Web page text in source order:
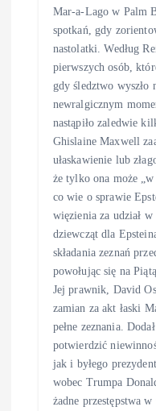
Mar-a-Lago w Palm
spotkań, gdy
nastolatki. Według
pierwszych osób,
gdy śledztwo
newralgicznym
nastąpiło zaledwie
Ghislaine Maxwell
ułaskawienie lub
że tylko ona może „w
co wie o sprawie
więzienia za udział
dziewcząt dla
składania zeznań
powołując się na
Jej prawnik, David
zamian za akt łaski
pełne zeznania.
potwierdzić
jak i byłego
wobec Trumpa
żadne przestępstwa